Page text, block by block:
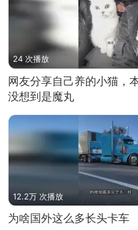
24 次播放
网友分享自己养的小猫，
没想到是魔丸
12.2万 次播放
为啥国外这么多长头卡车